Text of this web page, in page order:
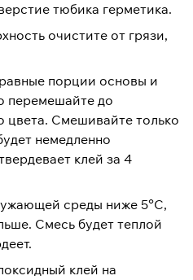
тюбика герметика.
очистите от грязи,
порции основы и
перемешайте до
цвета. Смешивайте только
немедленно
клей за 4
среды ниже 5°С,
Смесь будет теплой
клей на